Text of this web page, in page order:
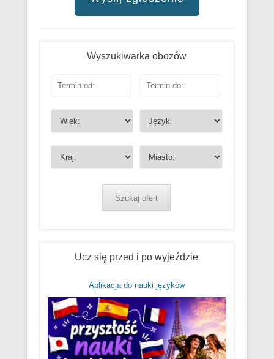
Wyszukiwarka obozów
Szukaj ofert
Ucz się przed i po wyjeździe
Aplikacja do nauki języków